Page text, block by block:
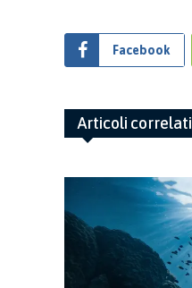
Facebook
Articoli correlati